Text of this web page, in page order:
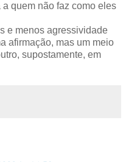
quem não faz como eles
e menos agressividade
afirmação, mas um meio
supostamente, em